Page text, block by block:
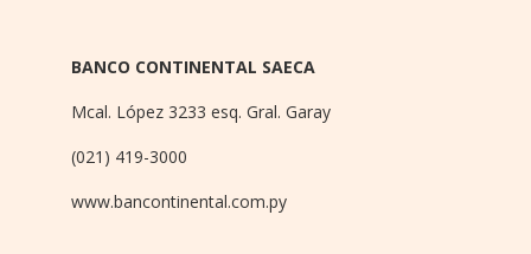
BANCO CONTINENTAL SAECA
Mcal. López 3233 esq. Gral. Garay
(021) 419-3000
www.bancontinental.com.py